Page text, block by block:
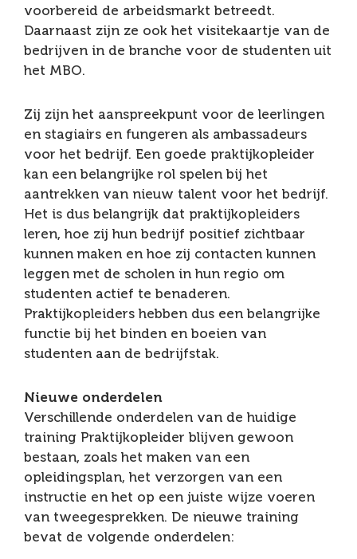
voorbereid de arbeidsmarkt betreedt.
Daarnaast zijn ze ook het visitekaartje van de
bedrijven in de branche voor de studenten uit
het MBO.
Zij zijn het aanspreekpunt voor de leerlingen
en stagiairs en fungeren als ambassadeurs
voor het bedrijf. Een goede praktijkopleider
kan een belangrijke rol spelen bij het
aantrekken van nieuw talent voor het bedrijf.
Het is dus belangrijk dat praktijkopleiders
leren, hoe zij hun bedrijf positief zichtbaar
kunnen maken en hoe zij contacten kunnen
leggen met de scholen in hun regio om
studenten actief te benaderen.
Praktijkopleiders hebben dus een belangrijke
functie bij het binden en boeien van
studenten aan de bedrijfstak.
Nieuwe onderdelen
Verschillende onderdelen van de huidige
training Praktijkopleider blijven gewoon
bestaan, zoals het maken van een
opleidingsplan, het verzorgen van een
instructie en het op een juiste wijze voeren
van tweegesprekken. De nieuwe training
bevat de volgende onderdelen: